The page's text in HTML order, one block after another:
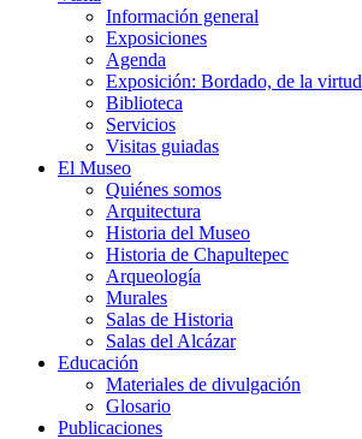
Información general
Exposiciones
Agenda
Exposición: Bordado, de la virtud
Biblioteca
Servicios
Visitas guiadas
El Museo
Quiénes somos
Arquitectura
Historia del Museo
Historia de Chapultepec
Arqueología
Murales
Salas de Historia
Salas del Alcázar
Educación
Materiales de divulgación
Glosario
Publicaciones